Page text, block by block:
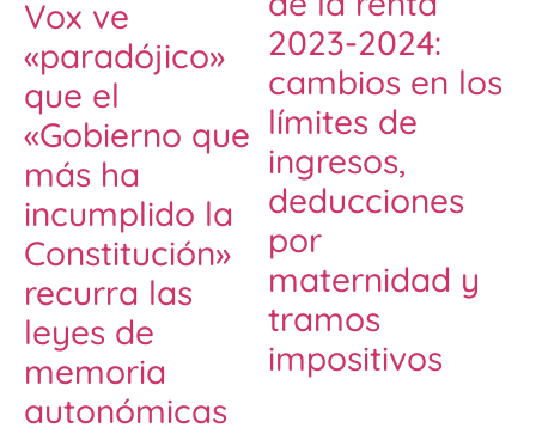
Vox ve
«paradójico»
que el
«Gobierno que
más ha
incumplido la
Constitución»
recurra las
leyes de
memoria
autonómicas
2023-2024:
cambios en los
límites de
ingresos,
deducciones
por
maternidad y
tramos
impositivos